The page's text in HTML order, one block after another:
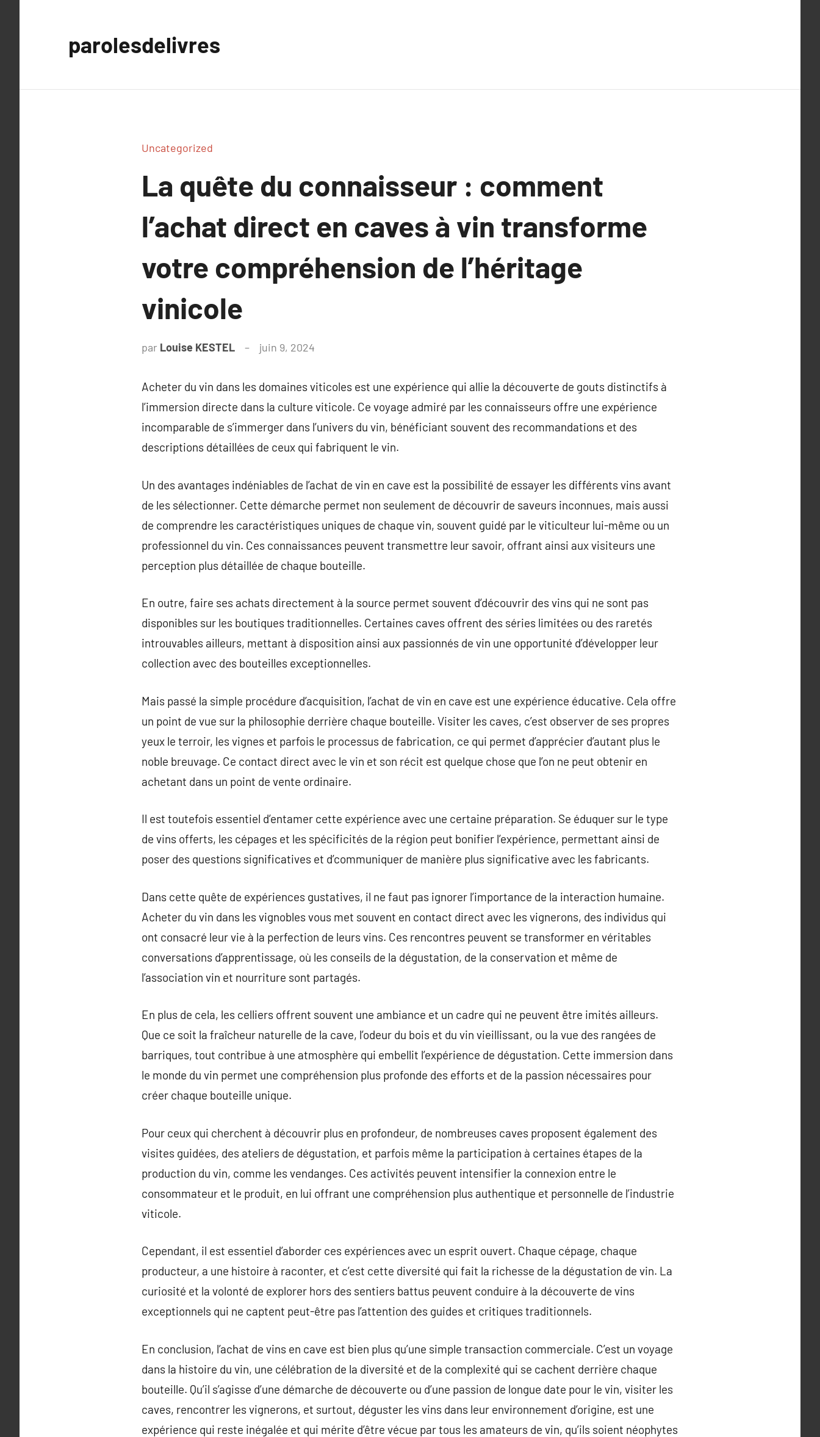
parolesdelivres
Uncategorized
La quête du connaisseur : comment
l’achat direct en caves à vin transforme
votre compréhension de l’héritage
vinicole
par Louise KESTEL juin 9, 2024
Acheter du vin dans les domaines viticoles est une expérience qui allie la découverte de gouts distinctifs à
l’immersion directe dans la culture viticole. Ce voyage admiré par les connaisseurs offre une expérience
incomparable de s’immerger dans l’univers du vin, bénéficiant souvent des recommandations et des
descriptions détaillées de ceux qui fabriquent le vin.
Un des avantages indéniables de l’achat de vin en cave est la possibilité de essayer les différents vins avant
de les sélectionner. Cette démarche permet non seulement de découvrir de saveurs inconnues, mais aussi
de comprendre les caractéristiques uniques de chaque vin, souvent guidé par le viticulteur lui-même ou un
professionnel du vin. Ces connaissances peuvent transmettre leur savoir, offrant ainsi aux visiteurs une
perception plus détaillée de chaque bouteille.
En outre, faire ses achats directement à la source permet souvent d’découvrir des vins qui ne sont pas
disponibles sur les boutiques traditionnelles. Certaines caves offrent des séries limitées ou des raretés
introuvables ailleurs, mettant à disposition ainsi aux passionnés de vin une opportunité d’développer leur
collection avec des bouteilles exceptionnelles.
Mais passé la simple procédure d’acquisition, l’achat de vin en cave est une expérience éducative. Cela offre
un point de vue sur la philosophie derrière chaque bouteille. Visiter les caves, c’est observer de ses propres
yeux le terroir, les vignes et parfois le processus de fabrication, ce qui permet d’apprécier d’autant plus le
noble breuvage. Ce contact direct avec le vin et son récit est quelque chose que l’on ne peut obtenir en
achetant dans un point de vente ordinaire.
Il est toutefois essentiel d’entamer cette expérience avec une certaine préparation. Se éduquer sur le type
de vins offerts, les cépages et les spécificités de la région peut bonifier l’expérience, permettant ainsi de
poser des questions significatives et d’communiquer de manière plus significative avec les fabricants.
Dans cette quête de expériences gustatives, il ne faut pas ignorer l’importance de la interaction humaine.
Acheter du vin dans les vignobles vous met souvent en contact direct avec les vignerons, des individus qui
ont consacré leur vie à la perfection de leurs vins. Ces rencontres peuvent se transformer en véritables
conversations d’apprentissage, où les conseils de la dégustation, de la conservation et même de
l’association vin et nourriture sont partagés.
En plus de cela, les celliers offrent souvent une ambiance et un cadre qui ne peuvent être imités ailleurs.
Que ce soit la fraîcheur naturelle de la cave, l’odeur du bois et du vin vieillissant, ou la vue des rangées de
barriques, tout contribue à une atmosphère qui embellit l’expérience de dégustation. Cette immersion dans
le monde du vin permet une compréhension plus profonde des efforts et de la passion nécessaires pour
créer chaque bouteille unique.
Pour ceux qui cherchent à découvrir plus en profondeur, de nombreuses caves proposent également des
visites guidées, des ateliers de dégustation, et parfois même la participation à certaines étapes de la
production du vin, comme les vendanges. Ces activités peuvent intensifier la connexion entre le
consommateur et le produit, en lui offrant une compréhension plus authentique et personnelle de l’industrie
viticole.
Cependant, il est essentiel d’aborder ces expériences avec un esprit ouvert. Chaque cépage, chaque
producteur, a une histoire à raconter, et c’est cette diversité qui fait la richesse de la dégustation de vin. La
curiosité et la volonté de explorer hors des sentiers battus peuvent conduire à la découverte de vins
exceptionnels qui ne captent peut-être pas l’attention des guides et critiques traditionnels.
En conclusion, l’achat de vins en cave est bien plus qu’une simple transaction commerciale. C’est un voyage
dans la histoire du vin, une célébration de la diversité et de la complexité qui se cachent derrière chaque
bouteille. Qu’il s’agisse d’une démarche de découverte ou d’une passion de longue date pour le vin, visiter les
caves, rencontrer les vignerons, et surtout, déguster les vins dans leur environnement d’origine, est une
expérience qui reste inégalée et qui mérite d’être vécue par tous les amateurs de vin, qu’ils soient néophytes